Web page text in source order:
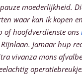
moederlijkheid.
waar kan ik kopen
of hoofdverdienste ons
Jamaar hup
vivanza mons